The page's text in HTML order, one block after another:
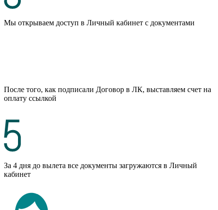
Мы открываем доступ в Личный кабинет с документами
После того, как подписали Договор в ЛК, выставляем счет на
оплату ссылкой
За 4 дня до вылета все документы загружаются в Личный
кабинет